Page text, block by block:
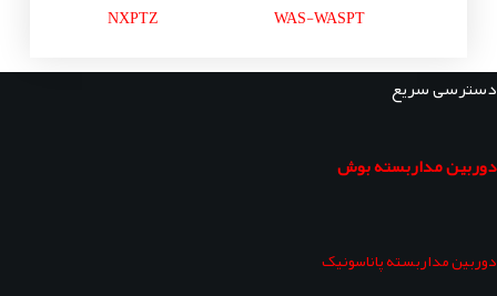
WAS-WASPT
NXPTZ
دسترسی سریع
دوربین مداربسته بوش
دوربین مداربسته پاناسونیک